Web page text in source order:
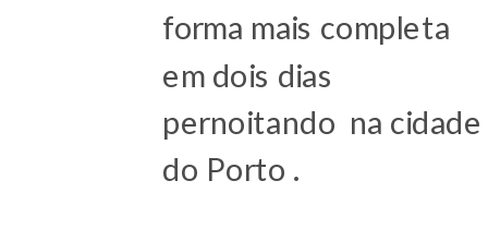
forma mais completa
em dois dias
pernoitando na cidade
do Porto .